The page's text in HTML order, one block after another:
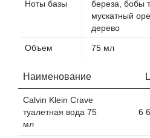
Ноты базы
береза, бобы
мускатный
дерево
Объем 75 мл
Наименование
Calvin Klein Crave
туалетная вода 75
мл
6
Ajmal
Al Haramain
Alaia Paris
Alexander McQueen